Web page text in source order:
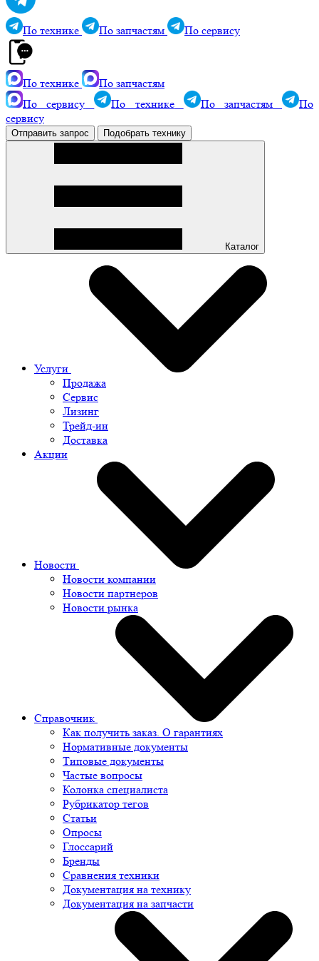
По технике По запчастям По сервису
По технике
По запчастям
По сервису
По технике По запчастям
По
сервису
Отправить запрос Подобрать технику
Каталог
Услуги
Продажа
Сервис
Лизинг
Трейд-ин
Доставка
Акции
Новости
Новости компании
Новости партнеров
Новости рынка
Справочник
Как получить заказ. О гарантиях
Нормативные документы
Типовые документы
Частые вопросы
Колонка специалиста
Рубрикатор тегов
Статьи
Опросы
Глоссарий
Бренды
Сравнения техники
Документация на технику
Документация на запчасти